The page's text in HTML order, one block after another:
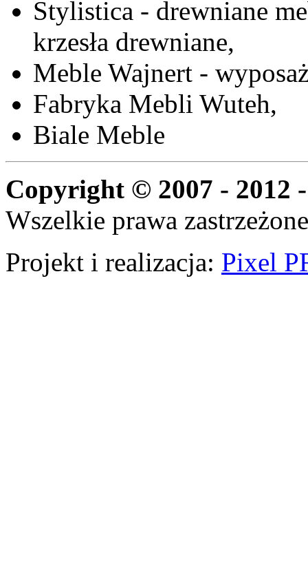
Stylistica - drewniane
krzesła drewniane,
Meble Wajnert -
Fabryka Mebli Wuteh,
Biale Meble
Copyright © 2007 - 2012
Wszelkie prawa
Projekt i realizacja: Pixel